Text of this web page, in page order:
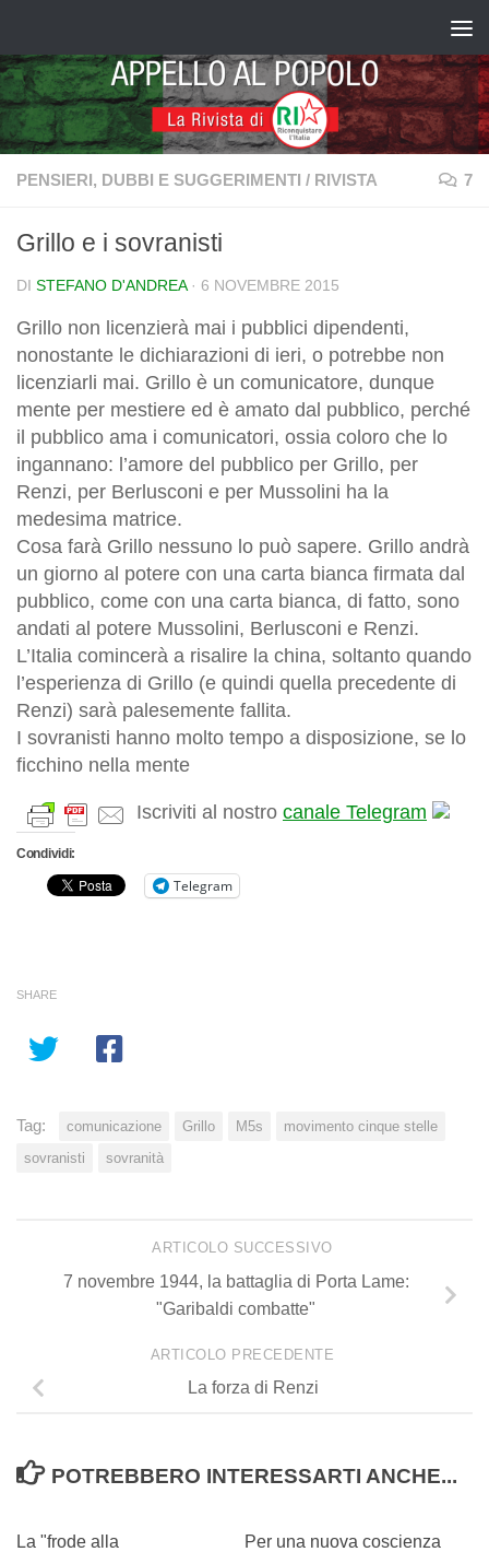
PENSIERI, DUBBI E SUGGERIMENTI / RIVISTA 7
Grillo e i sovranisti
DI STEFANO D'ANDREA · 6 NOVEMBRE 2015
Grillo non licenzierà mai i pubblici dipendenti,
nonostante le dichiarazioni di ieri, o potrebbe non
licenziarli mai. Grillo è un comunicatore, dunque
mente per mestiere ed è amato dal pubblico, perché
il pubblico ama i comunicatori, ossia coloro che lo
ingannano: l’amore del pubblico per Grillo, per
Renzi, per Berlusconi e per Mussolini ha la
medesima matrice.
Cosa farà Grillo nessuno lo può sapere. Grillo andrà
un giorno al potere con una carta bianca firmata dal
pubblico, come con una carta bianca, di fatto, sono
andati al potere Mussolini, Berlusconi e Renzi.
L’Italia comincerà a risalire la china, soltanto quando
l’esperienza di Grillo (e quindi quella precedente di
Renzi) sarà palesemente fallita.
I sovranisti hanno molto tempo a disposizione, se lo
ficchino nella mente
Iscriviti al nostro canale Telegram
Condividi:
Telegram
SHARE
Tag: comunicazione Grillo M5s
movimento cinque stelle
sovranisti
sovranità
ARTICOLO SUCCESSIVO
7 novembre 1944, la battaglia di Porta Lame:
"Garibaldi combatte"
ARTICOLO PRECEDENTE
La forza di Renzi
POTREBBERO INTERESSARTI ANCHE...
La "frode alla
Per una nuova coscienza